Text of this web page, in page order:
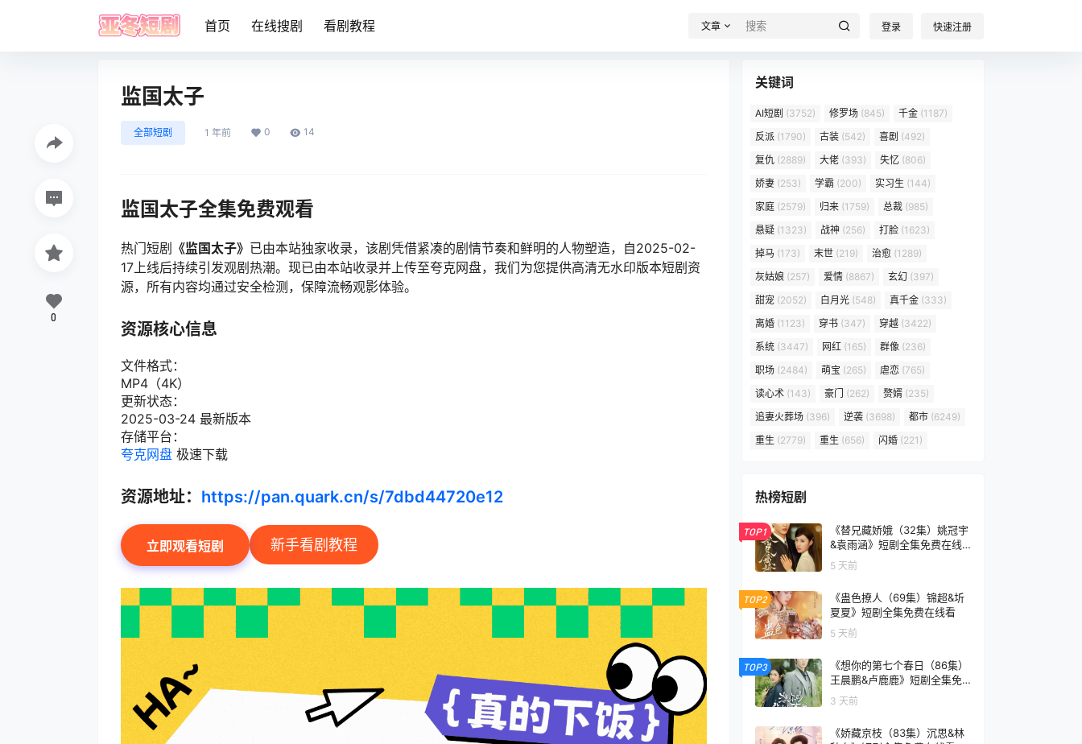
首页 在线搜剧 看剧教程 文章 登录 快速注册
监国太子
全部短剧 1 年前 0 14
监国太子全集免费观看
热门短剧 《监国太子》 已由本站独家收录，该剧凭借紧凑的剧情节奏和鲜明的人物塑造，自2025-02-
17上线后持续引发观剧热潮。现已由本站收录并上传至夸克网盘，我们为您提供高清无水印版本短剧资
源，所有内容均通过安全检测，保障流畅观影体验。
资源核心信息
文件格式：
MP4（4K）
更新状态：
2025-03-24 最新版本
存储平台：
夸克网盘 极速下载
资源地址： https://pan.quark.cn/s/7dbd44720e12
立即观看短剧 新手看剧教程
0
关键词
AI短剧 (3752) 修罗场 (845) 千金 (1187)
反派 (1790) 古装 (542) 喜剧 (492)
复仇 (2889) 大佬 (393) 失忆 (806)
娇妻 (253) 学霸 (200) 实习生 (144)
家庭 (2579) 归来 (1759) 总裁 (985)
悬疑 (1323) 战神 (256) 打脸 (1623)
掉马 (173) 末世 (219) 治愈 (1289)
灰姑娘 (257) 爱情 (8867) 玄幻 (397)
甜宠 (2052) 白月光 (548) 真千金 (333)
离婚 (1123) 穿书 (347) 穿越 (3422)
系统 (3447) 网红 (165) 群像 (236)
职场 (2484) 萌宝 (265) 虐恋 (765)
读心术 (143) 豪门 (262) 赘婿 (235)
追妻火葬场 (396) 逆袭 (3698) 都市 (6249)
重生 (2779) 重生 (656) 闪婚 (221)
热榜短剧
TOP1
《替兄藏娇娥（32集）姚冠宇
&袁雨涵》短剧全集免费在线
看
5 天前
TOP2
《蛊色撩人（69集）锦超&圻
夏夏》短剧全集免费在线看
5 天前
TOP3
《想你的第七个春日（86集）
王晨鹏&卢鹿鹿》短剧全集免
费在线看
3 天前
《娇藏京枝（83集）沉思&林